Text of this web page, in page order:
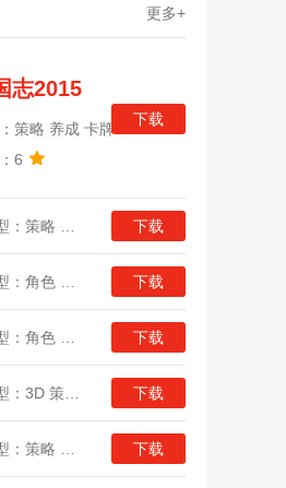
更多+
志2015
策略 养成 卡牌
6
下载
下载
下载
下载
下载
下载